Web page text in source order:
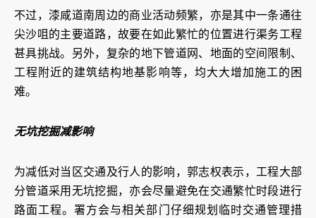
不过，漆咸道南周边的商业活动频繁，亦是其中一条通往
尖沙咀的主要道路，故要在如此繁忙的位置进行渠务工程
甚具挑战。另外，复杂的地下管道网、地面的空间限制、
工程附近的建筑结构地基影响等，均大大增加施工的困
难。
无坑挖掘减影响
为减低对当区交通及行人的影响，郭志权表示，工程大部
分管道采用无坑挖掘，亦会尽量避免在交通繁忙时段进行
路面工程。署方会与相关部门仔细规划临时交通管理措